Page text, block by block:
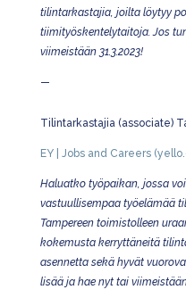
tilintarkastajia, joilta löytyy
tiimityöskentelytaitoja. Jos
viimeistään 31.3.2023!
—
Tilintarkastajia (associate)
EY | Jobs and Careers
Haluatko työpaikan, jossa
vastuullisempaa työelämää
Tampereen toimistolleen
kokemusta kerryttäneitä
asennetta sekä hyvät
lisää ja hae nyt tai viimeistään